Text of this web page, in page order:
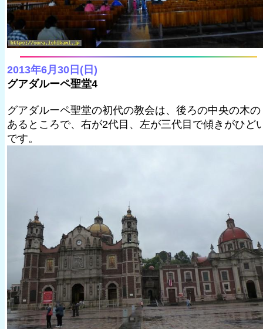
2013年6月30日(日)
グアダルーペ聖堂4
グアダルーペ聖堂の初代の教会は、後ろの中央の木の
あるところで、右が2代目、左が三代目で傾きがひど
です。